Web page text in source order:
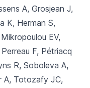
A, Grosjean J,
K, Herman S,
EV,
F, Pétriacq
R, Soboleva A,
A, Totozafy JC,